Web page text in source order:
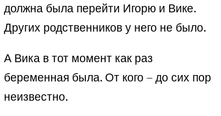
должна была перейти Игорю и Вике.
Других родственников у него не было.
А Вика в тот момент как раз
беременная была. От кого – до сих пор
неизвестно.